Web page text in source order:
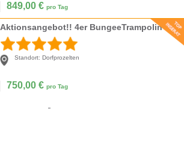
849,00 € pro Tag
Aktionsangebot!! 4er BungeeTrampolin
Standort: Dorfprozelten
750,00 € pro Tag